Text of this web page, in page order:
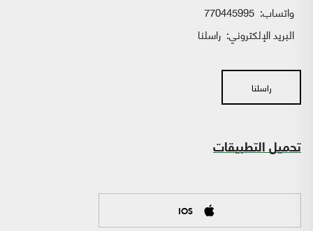
واتساب:
البريد الإلكتروني: راسلنا
راسلنا
تحميل التطبيقات
IOS